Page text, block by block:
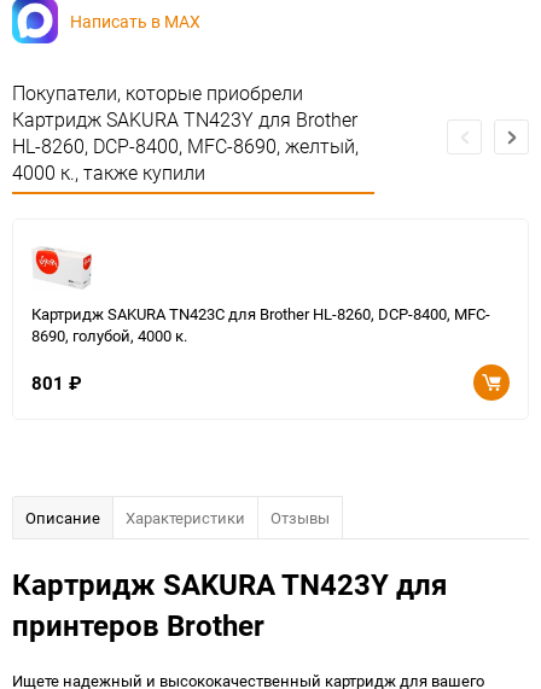
Написать в MAX
Покупатели, которые приобрели
Картридж SAKURA TN423Y для Brother
HL-8260, DCP-8400, MFC-8690, желтый,
4000 к., также купили
Картридж SAKURA TN423C для Brother HL-8260, DCP-8400, MFC-
8690, голубой, 4000 к.
801 ₽
Описание Характеристики Отзывы
Картридж SAKURA TN423Y для
принтеров Brother
Ищете надежный и высококачественный картридж для вашего